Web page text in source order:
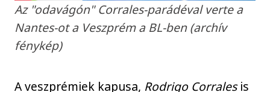
Az "odavágón" Corrales-parádéval verte a
Nantes-ot a Veszprém a BL-ben (archív
fénykép)
A veszprémiek kapusa, Rodrigo Corralesis